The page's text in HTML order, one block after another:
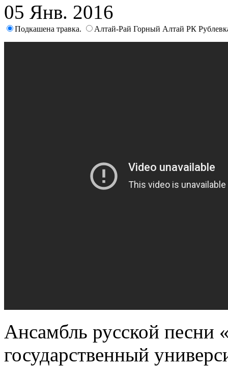
05 Янв. 2016
Подкашена травка. Алтай-Рай Горный Алтай РК
Ансамбль русской песни
государственный